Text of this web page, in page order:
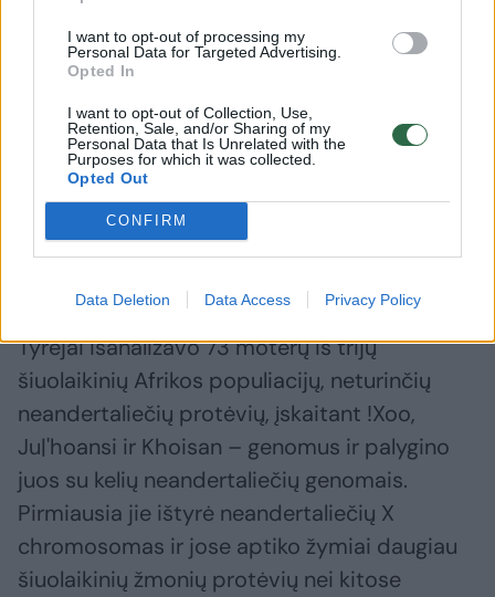
I want to opt-out of processing my
Personal Data for Targeted Advertising.
Opted In
I want to opt-out of Collection, Use,
Retention, Sale, and/or Sharing of my
Personal Data that Is Unrelated with the
Purposes for which it was collected.
Opted Out
CONFIRM
Data Deletion Data Access Privacy Policy
seksualinės atrankos dalis. Biologai paprastai
iliustruoja poros pasirinkimo evoliucinį
rezultatą didele, spalvinga povo patino
uodega. Ankstyvieji žmonės ir
neandertaliečiai tikriausiai taip pat rinkosi
poras dėl konkrečių priežasčių.
Tyrėjai išanalizavo 73 moterų iš trijų
šiuolaikinių Afrikos populiacijų, neturinčių
neandertaliečių protėvių, įskaitant !Xoo,
Ju|'hoansi ir Khoisan – genomus ir palygino
juos su kelių neandertaliečių genomais.
Pirmiausia jie ištyrė neandertaliečių X
chromosomas ir jose aptiko žymiai daugiau
šiuolaikinių žmonių protėvių nei kitose